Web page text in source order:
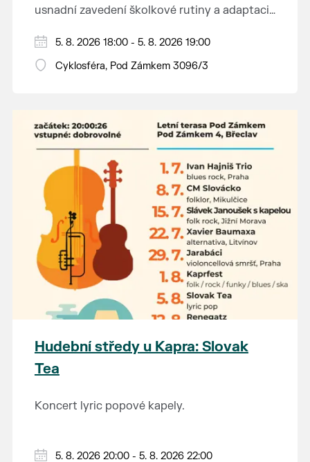
usnadní zavedení školkové rutiny a adaptaci
Hraje se jen za příznivého počasí.
Vstupné dobrovolné.
5. 8. 2026 18:00 - 5. 8. 2026 19:00
Cyklosféra, Pod Zámkem 3096/3
Hudební středy u Kapra: Slovak
Tea
Koncert lyric popové kapely.
5. 8. 2026 20:00 - 5. 8. 2026 22:00